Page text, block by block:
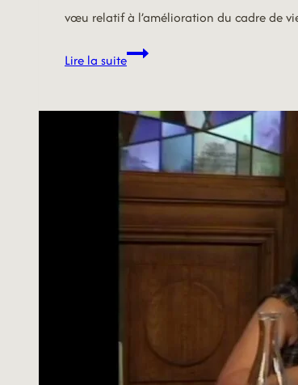
vœu relatif à l’amélioration du cadre de
Lire la suite23/06/26
ET
VENTE
A
SAUVETTE